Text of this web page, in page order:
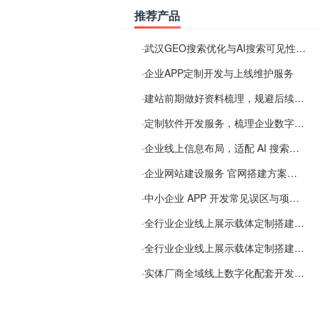
推荐产品
·武汉GEO搜索优化与AI搜索可见性服务
·企业APP定制开发与上线维护服务
·建站前期做好资料梳理，规避后续各类使用难题
·定制软件开发服务，梳理企业数字化落地常见难点
·企业线上信息布局，适配 AI 搜索需要留意这些要点
·企业网站建设服务 官网搭建方案经验分享
·中小企业 APP 开发常见误区与项目规划实用经验
·全行业企业线上展示载体定制搭建服务
·全行业企业线上展示载体定制搭建服务
·实体厂商全域线上数字化配套开发与地域检索优化服务